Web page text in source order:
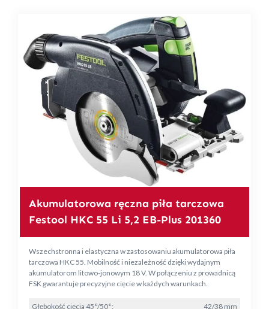
Akumulatorowa ręczna piła tarczowa
Festool HKC 55 Li 5,2 EB-Plus 201360
Wszechstronna i elastyczna w zastosowaniu akumulatorowa piła
tarczowa HKC 55. Mobilność i niezależność dzięki wydajnym
akumulatorom litowo-jonowym 18 V. W połączeniu z prowadnicą
FSK gwarantuje precyzyjne cięcie w każdych warunkach.
Głębokość cięcia 45°/50°:
42/38 mm